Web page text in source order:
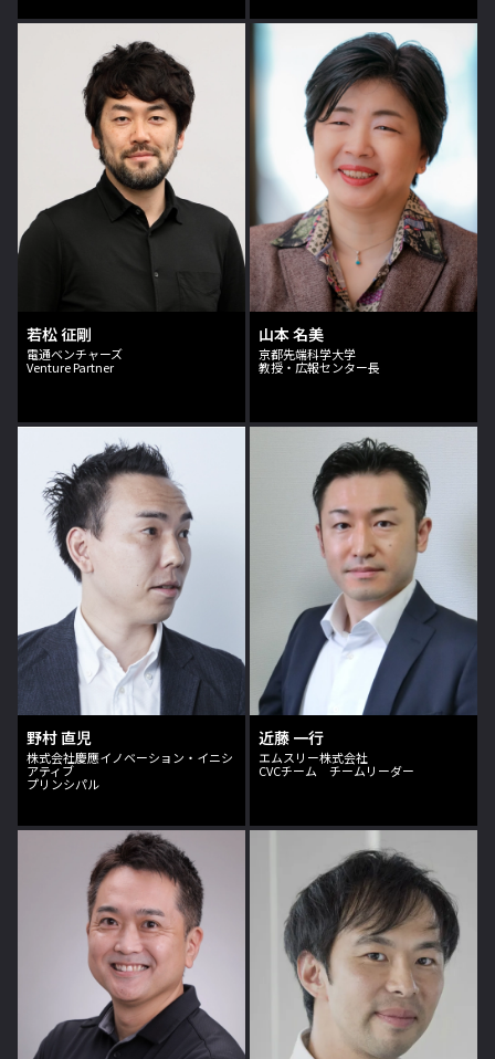
若松 征剛
電通ベンチャーズ
Venture Partner
山本 名美
京都先端科学大学
教授・広報センター長
野村 直児
株式会社慶應イノベーション・イニシ
アティブ
プリンシパル
近藤 一行
エムスリー株式会社
CVCチーム チームリーダー